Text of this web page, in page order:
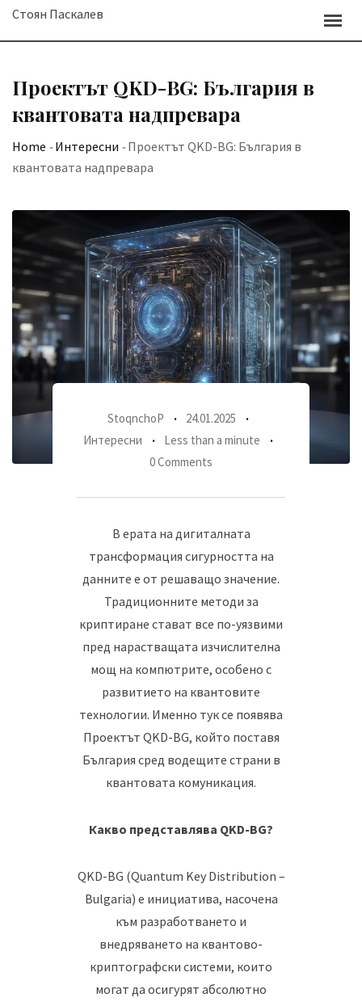
SkipСтоян Паскалев
Проектът QKD-BG: България в
квантовата надпревара
Home -Интересни -Проектът QKD-BG: България в
квантовата надпревара
StoqnchoP
24.01.2025
Интересни
Less than a minute
0 Comments
В ерата на дигиталната
трансформация сигурността на
данните е от решаващо значение.
Традиционните методи за
криптиране стават все по-уязвими
пред нарастващата изчислителна
мощ на компютрите, особено с
развитието на квантовите
технологии. Именно тук се появява
Проектът QKD-BG, който поставя
България сред водещите страни в
квантовата комуникация.
Какво представлява QKD-BG?
QKD-BG (Quantum Key Distribution –
Bulgaria) е инициатива, насочена
към разработването и
внедряването на квантово-
криптографски системи, които
могат да осигурят абсолютно